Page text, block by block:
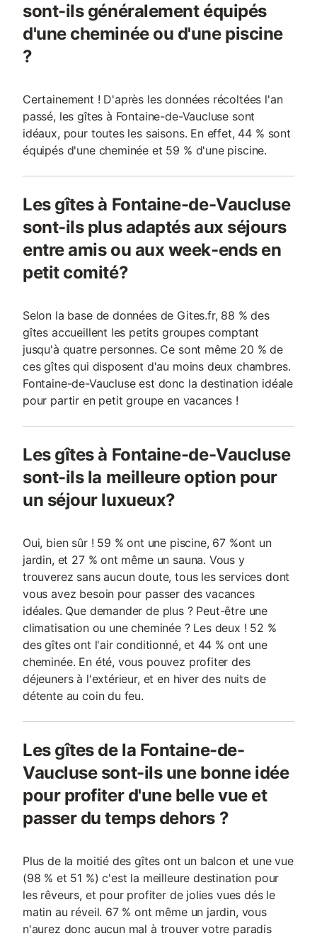
sont-ils généralement équipés
d'une cheminée ou d'une piscine
?
Certainement ! D'après les données récoltées l'an
passé, les gîtes à Fontaine-de-Vaucluse sont
idéaux, pour toutes les saisons. En effet, 44 % sont
équipés d'une cheminée et 59 % d'une piscine.
Les gîtes à Fontaine-de-Vaucluse
sont-ils plus adaptés aux séjours
entre amis ou aux week-ends en
petit comité?
Selon la base de données de Gites.fr, 88 % des
gîtes accueillent les petits groupes comptant
jusqu'à quatre personnes. Ce sont même 20 % de
ces gîtes qui disposent d'au moins deux chambres.
Fontaine-de-Vaucluse est donc la destination idéale
pour partir en petit groupe en vacances !
Les gîtes à Fontaine-de-Vaucluse
sont-ils la meilleure option pour
un séjour luxueux?
Oui, bien sûr ! 59 % ont une piscine, 67 %ont un
jardin, et 27 % ont même un sauna. Vous y
trouverez sans aucun doute, tous les services dont
vous avez besoin pour passer des vacances
idéales. Que demander de plus ? Peut-être une
climatisation ou une cheminée ? Les deux ! 52 %
des gîtes ont l'air conditionné, et 44 % ont une
cheminée. En été, vous pouvez profiter des
déjeuners à l'extérieur, et en hiver des nuits de
détente au coin du feu.
Les gîtes de la Fontaine-de-
Vaucluse sont-ils une bonne idée
pour profiter d'une belle vue et
passer du temps dehors ?
Plus de la moitié des gîtes ont un balcon et une vue
(98 % et 51 %) c'est la meilleure destination pour
les rêveurs, et pour profiter de jolies vues dés le
matin au réveil. 67 % ont même un jardin, vous
n'aurez donc aucun mal à trouver votre paradis